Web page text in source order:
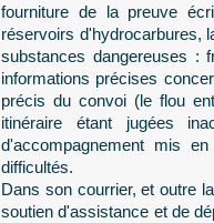
fourniture de la preuve
réservoirs d'hydrocarbures,
substances dangereuses :
informations précises
précis du convoi (le flou
itinéraire étant jugées
d'accompagnement mis
difficultés.
Dans son courrier, et outre
soutien d'assistance et de